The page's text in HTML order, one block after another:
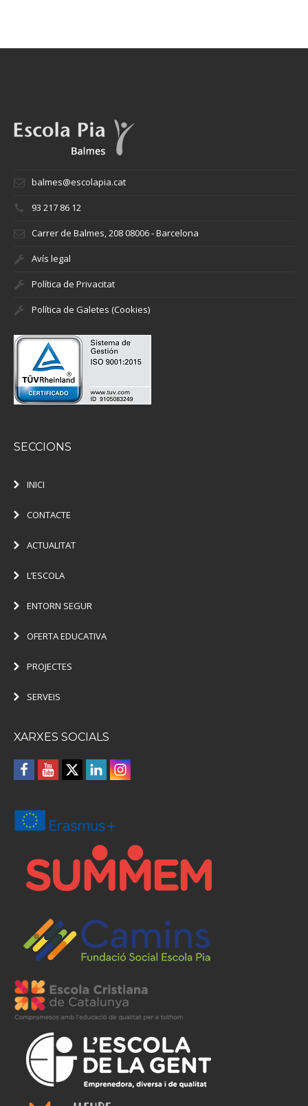
balmes@escolapia.cat
93 217 86 12
Carrer de Balmes, 208 08006 - Barcelona
Avís legal
Política de Privacitat
Política de Galetes (Cookies)
SECCIONS
INICI
CONTACTE
ACTUALITAT
L’ESCOLA
ENTORN SEGUR
OFERTA EDUCATIVA
PROJECTES
SERVEIS
XARXES SOCIALS